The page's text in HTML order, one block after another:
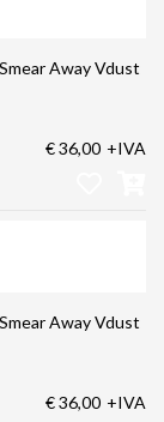
Away Vdust
€ 36,00 +IVA
Away Vdust
€ 36,00 +IVA